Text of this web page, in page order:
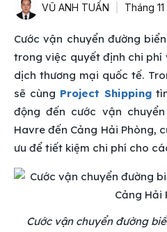
VŨ ANH TUẤN Tháng
Cước vận chuyển đường
trong việc quyết định chi
dịch thương mại quốc tế.
sẽ cùng Project Shipping
động đến cước vận
Havre đến Cảng Hải Phòng,
ưu để tiết kiệm chi phí cho
Cước vận chuyển đường